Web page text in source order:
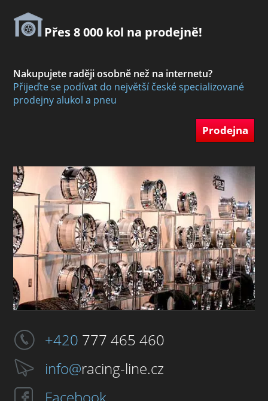
Přes 8 000 kol na prodejně!
Nakupujete raději osobně než na internetu?
Přijeďte se podívat do největší české specializované
prodejny alukol a pneu
Prodejna
+420 777 465 460
info@racing-line.cz
Facebook